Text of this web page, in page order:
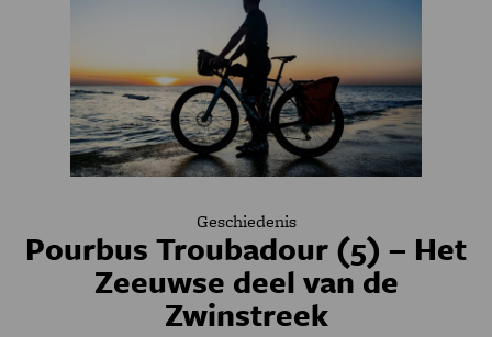
Geschiedenis
Pourbus Troubadour (5) – Het
Zeeuwse deel van de
Zwinstreek